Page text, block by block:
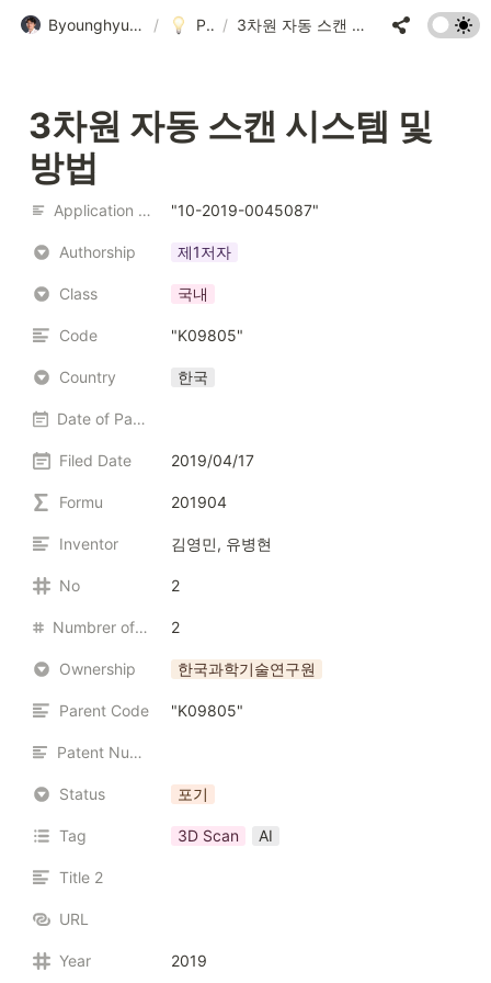
Byounghyun Yoo • 유병현 / Patent / 3차원 자동 스캔 시스템 및 방법
3차원 자동 스캔 시스템 및
방법
Application Number "10-2019-0045087"
Authorship 제1저자
Class 국내
Code "K09805"
Country 한국
Date of Patent
Filed Date 2019/04/17
Formu 201904
Inventor 김영민, 유병현
No 2
Numbrer of Inventors 2
Ownership 한국과학기술연구원
Parent Code "K09805"
Patent Number
Status 포기
Tag 3D Scan AI
Title 2
URL
Year 2019